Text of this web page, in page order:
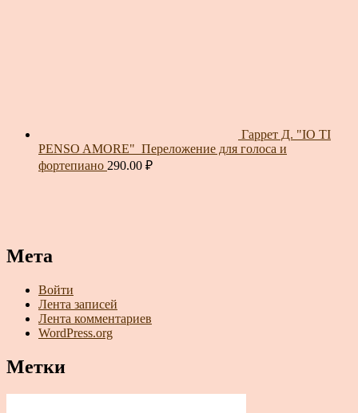
Гаррет Д. "IO TI
PENSO AMORE"_Переложение для голоса и
фортепиано 290.00 ₽
Мета
Войти
Лента записей
Лента комментариев
WordPress.org
Метки